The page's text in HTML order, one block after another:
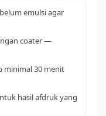
emulsi agar
coater —
minimal 30 menit
hasil afdruk yang